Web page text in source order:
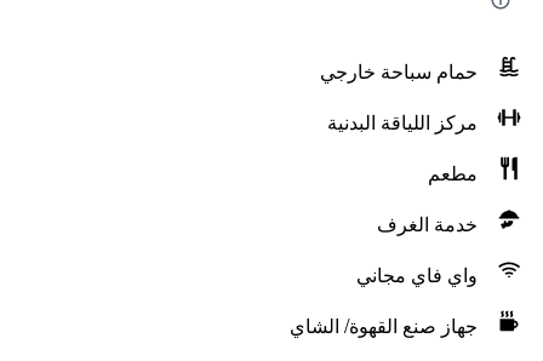
حمام سباحة خارجي
مركز اللياقة البدنية
مطعم
خدمة الغرف
واي فاي مجاني
جهاز صنع القهوة/ الشاي